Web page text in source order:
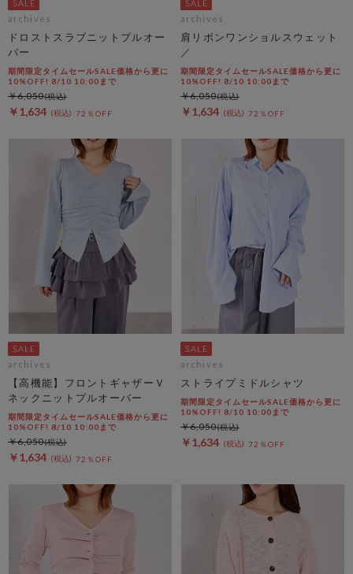
archives
ドロストスラブニットプルオー
バー
期間限定タイムセールSALE価格から更に
10%OFF! 8/10 10:00まで
￥1,634 72％OFF
￥6,050
archives
肩リボンワンショルスウェット
／
期間限定タイムセールSALE価格から更に
10%OFF! 8/10 10:00まで
￥1,634 72％OFF
￥6,050
archives
【高機能】フロントギャザーＶ
ネックニットプルオーバー
期間限定タイムセールSALE価格から更に
10%OFF! 8/10 10:00まで
￥1,634 72％OFF
￥6,050
archives
ストライプミドルシャツ
期間限定タイムセールSALE価格から更に
10%OFF! 8/10 10:00まで
￥1,634 72％OFF
￥6,050